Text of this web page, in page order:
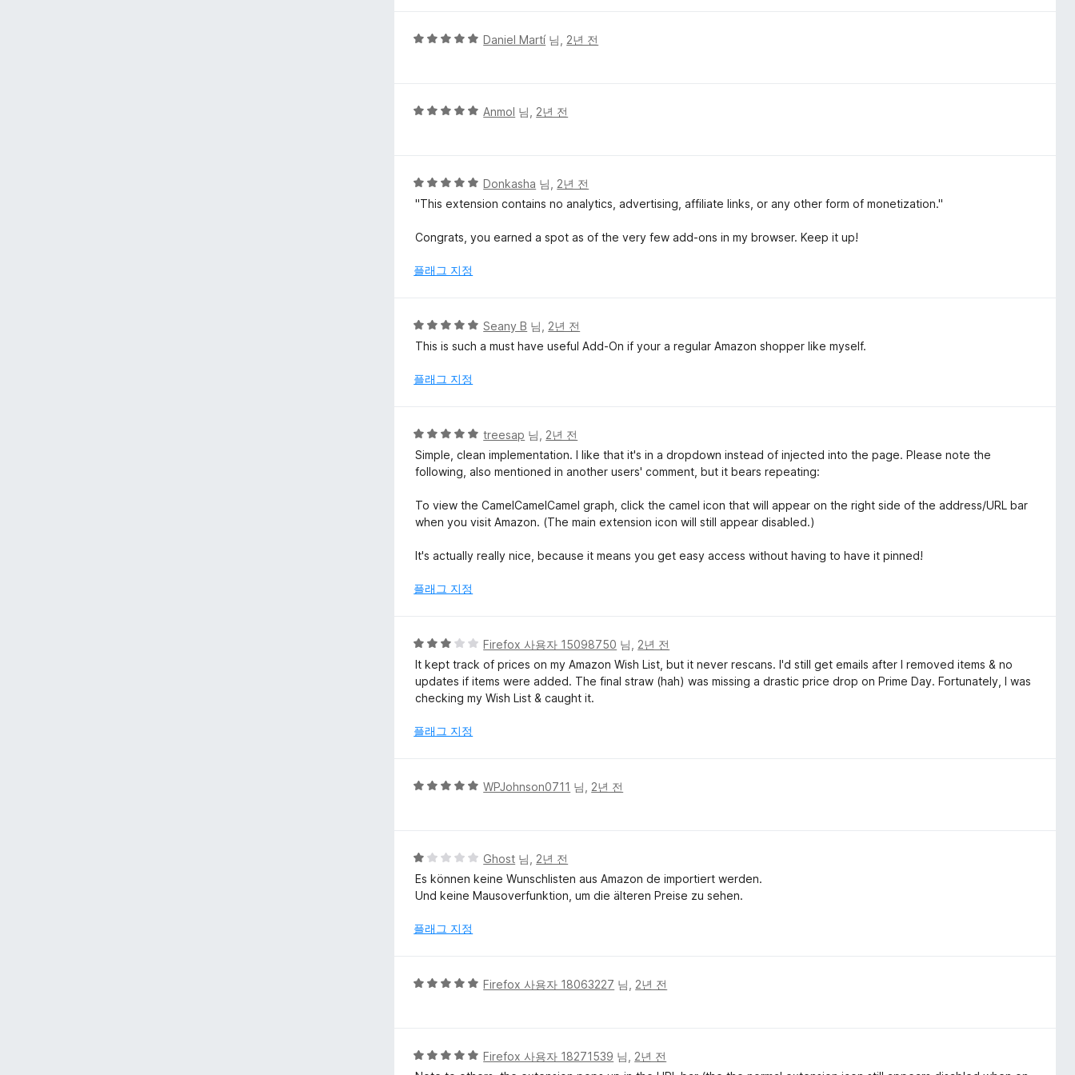
점
5
에
Daniel Martí님, 2년 전
5
에
점
Anmol 님, 2년 전
5
점
점
5
Donkasha 님, 2년 전
"This extension contains no analytics, advertising, affiliate links, or any other form of monetization."
Congrats, you earned a spot as of the very few add-ons in my browser. Keep it up!
플래그 지정
5
점
점
점
Seany B 님, 2년 전
This is such a must have useful Add-On if your a regular Amazon shopper like myself.
플래그 지정
5
점
만
에
5
treesap 님, 2년 전
Simple, clean implementation. I like that it's in a dropdown instead of injected into the page. Please note the
following, also mentioned in another users' comment, but it bears repeating:
To view the CamelCamelCamel graph, click the camel icon that will appear on the right side of the address/URL bar
when you visit Amazon. (The main extension icon will still appear disabled.)
It's actually really nice, because it means you get easy access without having to have it pinned!
플래그 지정
5
점
만
점
3
Firefox 사용자 15098750 님, 2년 전
It kept track of prices on my Amazon Wish List, but it never rescans. I'd still get emails after I removed items & no
updates if items were added. The final straw (hah) was missing a drastic price drop on Prime Day. Fortunately, I was
checking my Wish List & caught it.
플래그 지정
5
에
점
WPJohnson0711 님, 2년 전
5
점
만
에
Ghost 님, 2년 전
Es können keine Wunschlisten aus Amazon de importiert werden.
Und keine Mausoverfunktion, um die älteren Preise zu sehen.
플래그 지정
5
에
Firefox 사용자 18063227 님, 2년 전
5
점
Firefox 사용자 18271539 님, 2년 전